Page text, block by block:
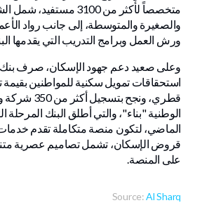
متخصصاً لأكثر من 3100
والصغيرة والمتوسطة، إلى جانب رواد
ورش العمل وبرامج التدريب التي يقدمها
وعلى صعيد دعم جهود الإسكان، صرف بنك
قطري، ونجح
الوطنية "بناء"، والتي أطلق البنك المرحلة
الماضي، لتكون منصة متكاملة تقدم
قروض الإسكان، تشمل تصاميم عصرية
على المنصة.
Source:Al Sharq